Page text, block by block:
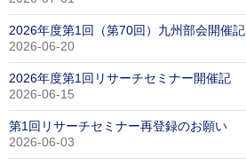
2026年度第1回（第70回）九州部会開催記
2026-06-20
2026年度第1回リサーチセミナー開催記
2026-06-15
第1回リサーチセミナー再登録のお願い
2026-06-03